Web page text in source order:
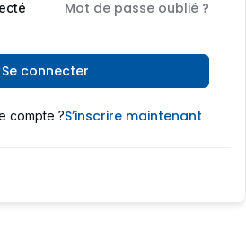
Mot de passe oublié ?
Se connecter
compte ?S’inscrire maintenant